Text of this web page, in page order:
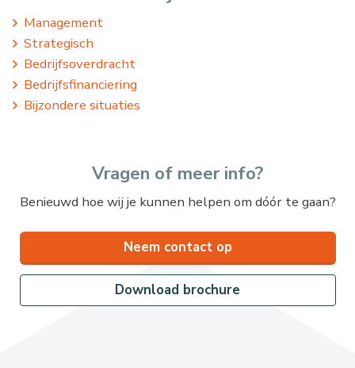
Management
Strategisch
Bedrijfsoverdracht
Bedrijfsfinanciering
Bijzondere situaties
Vragen of meer info?
Benieuwd hoe wij je kunnen helpen om dóór te gaan?
Neem contact op
Download brochure